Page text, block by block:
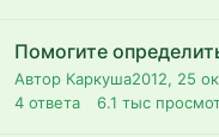
Помогите
Автор Каркуша2012, 25
4 ответа 6.1 тыс